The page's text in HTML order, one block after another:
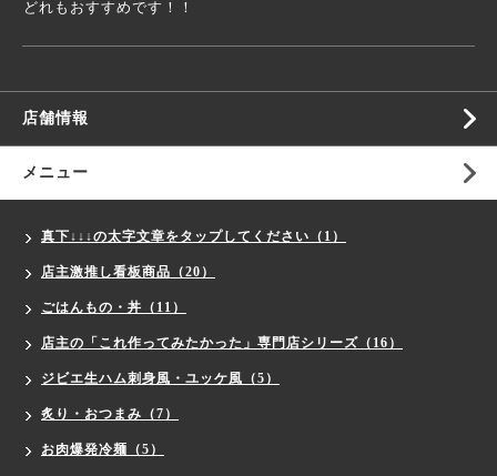
どれもおすすめです！！
店舗情報
メニュー
真下↓↓↓の太字文章をタップしてください（1）
店主激推し看板商品（20）
ごはんもの・丼（11）
店主の「これ作ってみたかった」専門店シリーズ（16）
ジビエ生ハム刺身風・ユッケ風（5）
炙り・おつまみ（7）
お肉爆発冷麺（5）